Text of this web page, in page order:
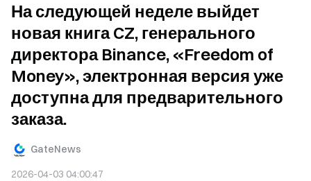
На следующей неделе выйдет
новая книга CZ, генерального
директора Binance, «Freedom of
Money», электронная версия уже
доступна для предварительного
заказа.
GateNews
2026-04-03 04:00:47